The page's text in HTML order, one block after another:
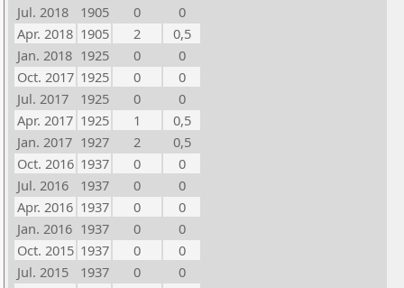
Jul. 2018
1905 0
0
Apr. 2018 1905 2
0,5
Jan. 2018 1925 0
0
Oct. 2017 1925 0
0
Jul. 2017
1925 0
0
Apr. 2017 1925 1
0,5
Jan. 2017 1927 2
0,5
Oct. 2016 1937 0
0
Jul. 2016
1937 0
0
Apr. 2016 1937 0
0
Jan. 2016 1937 0
0
Oct. 2015 1937 0
0
Jul. 2015
1937 0
0